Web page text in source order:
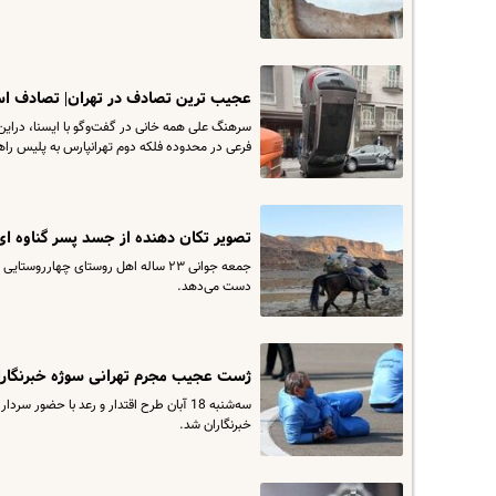
عجیب ترین تصادف در تهران| تصادف
فرعی در محدوده فلکه دوم تهرانپارس به پلیس
تصویر تکان دهنده از جسد پسر گناوه
جمعه جوانی ۲۳ ساله اهل روستای
دست می‌دهد.
ژست عجیب مجرم تهرانی سوژه
سه‌شنبه 18 آبان طرح اقتدار و رعد با
خبرنگاران شد.